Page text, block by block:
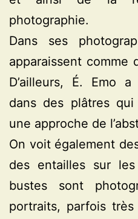
photographie.
Dans ses
apparaissent comme
D’ailleurs, É. Emo
dans des plâtres
une approche de
On voit également
des entailles sur
bustes sont
portraits, parfois